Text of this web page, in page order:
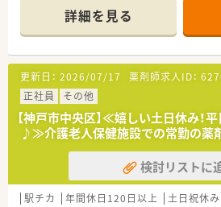
は様々です。
■クリニック門前から大型店舗まで
むことができるのが特徴です。
【募集背景と求める人物像について】
■店舗間の連携を強化し、より柔軟な
募集です。
■様々な環境に柔軟に対応でき、ど
発揮できる方を求めています。
■普通自動車運転免許をお持ちで、一
対応可能な方を歓迎します。
【法人特徴について】
■大手薬局同士の合併により誕生し
詳細を見る
更新日： 2026/07/17 薬剤師求人ID：
正社員
その他
【神戸市中央区】≪嬉しい土日休み！
♪≫介護老人保健施設での常勤の薬
検討リストに
駅チカ 年間休日120日以上 土日祝休み